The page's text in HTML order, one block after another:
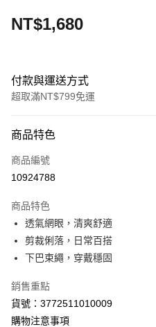
NT$1,680
付款與運送方式
超取滿NT$799免運
信用卡一次付款
超商取貨付款
Apple Pay
街口支付
ATM付款
商品特色
商品編號
10924788
商品特色
透氣網眼，清爽舒適
剪裁俐落，日常百搭
下巴束繩，穿戴穩固
銷售重點
貨號：3772511010009
購物注意事項